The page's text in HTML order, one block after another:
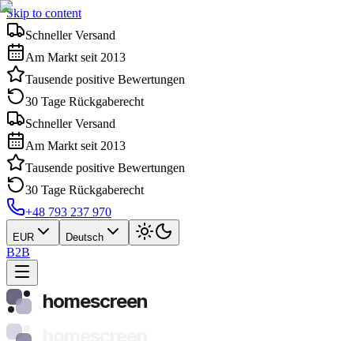
Skip to content
Schneller Versand
Am Markt seit 2013
Tausende positive Bewertungen
30 Tage Rückgaberecht
Schneller Versand
Am Markt seit 2013
Tausende positive Bewertungen
30 Tage Rückgaberecht
+48 793 237 970
EUR Deutsch
B2B
homescreen